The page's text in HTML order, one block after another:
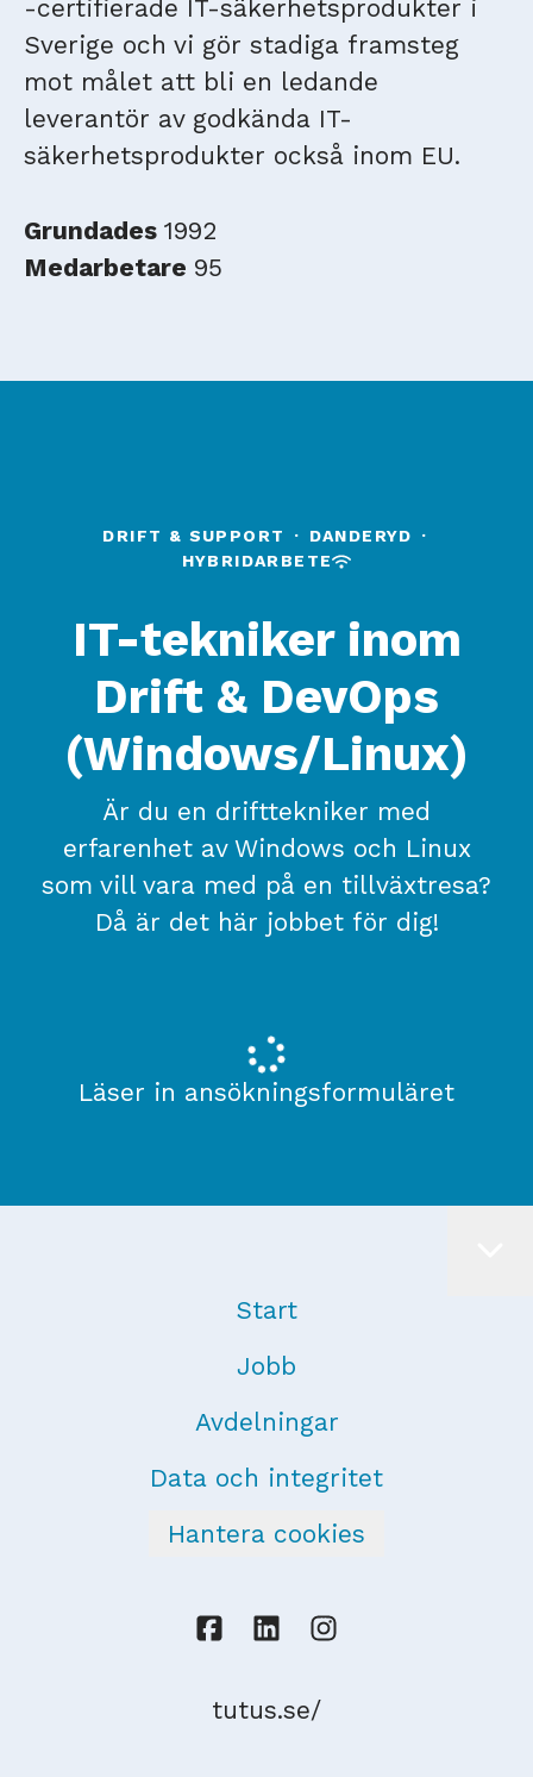
-certifierade IT-säkerhetsprodukter i
Sverige och vi gör stadiga framsteg
mot målet att bli en ledande
leverantör av godkända IT-
säkerhetsprodukter också inom EU.
Grundades 1992
Medarbetare 95
DRIFT & SUPPORT · DANDERYD
·
HYBRIDARBETE
IT-tekniker inom
Drift & DevOps
(Windows/Linux)
Är du en drifttekniker med
erfarenhet av Windows och Linux
som vill vara med på en tillväxtresa?
Då är det här jobbet för dig!
Läser in ansökningsformuläret
Start
Jobb
Avdelningar
Data och integritet
Hantera cookies
tutus.se/